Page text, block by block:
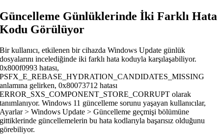
Güncelleme Günlüklerinde İki Farklı Hata
Kodu Görülüyor
Bir kullanıcı, etkilenen bir cihazda Windows Update günlük
dosyalarını incelediğinde iki farklı hata koduyla karşılaşabiliyor.
0x800f0993 hatası,
PSFX_E_REBASE_HYDRATION_CANDIDATES_MISSING
anlamına gelirken, 0x80073712 hatası
ERROR_SXS_COMPONENT_STORE_CORRUPT olarak
tanımlanıyor. Windows 11 güncelleme sorunu yaşayan kullanıcılar,
Ayarlar > Windows Update > Güncelleme geçmişi bölümüne
gittiklerinde güncellemelerin bu hata kodlarıyla başarısız olduğunu
görebiliyor.